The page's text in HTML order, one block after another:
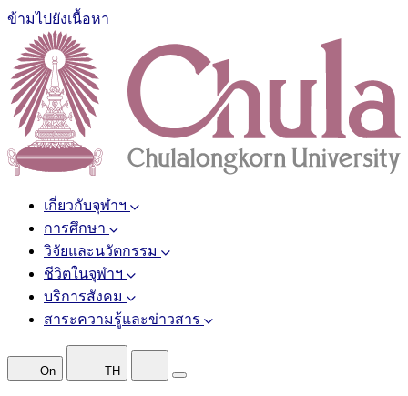
ข้ามไปยังเนื้อหา
เกี่ยวกับจุฬาฯ
การศึกษา
วิจัยและนวัตกรรม
ชีวิตในจุฬาฯ
บริการสังคม
สาระความรู้และข่าวสาร
On TH